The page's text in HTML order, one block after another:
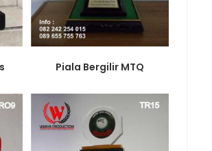
Piala Bergilir MTQ